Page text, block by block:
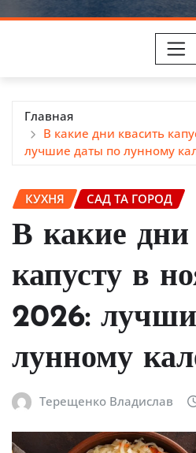
Главная
В какие дни квасить
лучшие даты по лунному
КУХНЯ САД ТА ГОРОД
В какие дни
капусту в
2026:
лунному
Терещенко Владислав